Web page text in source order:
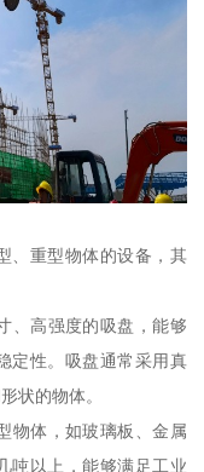
、重型物体的设备，其
、高强度的吸盘，能够
定性。吸盘通常采用真
状的物体。
物体，如玻璃板、金属
吨以上，能够满足工业